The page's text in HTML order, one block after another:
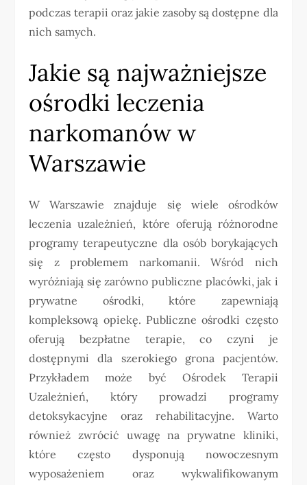
podczas terapii oraz jakie zasoby są dostępne dla
nich samych.
Jakie są najważniejsze
ośrodki leczenia
narkomanów w
Warszawie
W Warszawie znajduje się wiele ośrodków
leczenia uzależnień, które oferują różnorodne
programy terapeutyczne dla osób borykających
się z problemem narkomanii. Wśród nich
wyróżniają się zarówno publiczne placówki, jak i
prywatne ośrodki, które zapewniają
kompleksową opiekę. Publiczne ośrodki często
oferują bezpłatne terapie, co czyni je
dostępnymi dla szerokiego grona pacjentów.
Przykładem może być Ośrodek Terapii
Uzależnień, który prowadzi programy
detoksykacyjne oraz rehabilitacyjne. Warto
również zwrócić uwagę na prywatne kliniki,
które często dysponują nowoczesnym
wyposażeniem oraz wykwalifikowanym